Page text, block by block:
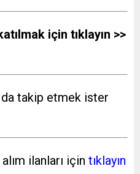
için tıklayın >>
takip etmek ister
ilanları için tıklayın